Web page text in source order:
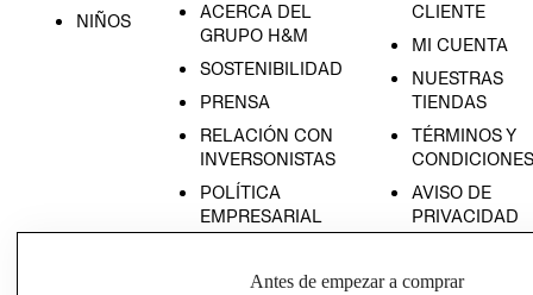
NIÑOS
ACERCA DEL
GRUPO H&M
SOSTENIBILIDAD
PRENSA
RELACIÓN CON
INVERSONISTAS
POLÍTICA
EMPRESARIAL
CLIENTE
MI CUENTA
NUESTRAS
TIENDAS
TÉRMINOS Y
CONDICIONES
AVISO DE
PRIVACIDAD
AVISO DE
Antes de empezar a comprar